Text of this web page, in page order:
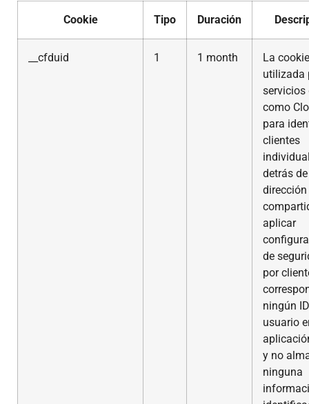
Cookie Tipo Duración
__cfduid 1 1 month
La
utilizada
servicios
como
para
clientes
detrás
dirección
aplicar
de
por
ningún
usuario
y no
ninguna